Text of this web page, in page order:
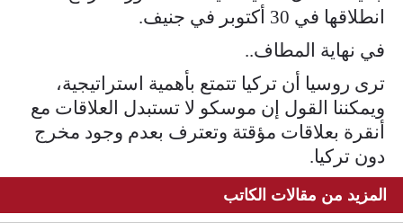
انطلاقها في 30 أكتوبر في جنيف.
في نهاية المطاف..
ترى روسيا أن تركيا تتمتع بأهمية استراتيجية،
ويمكننا القول إن موسكو لا تستبدل العلاقات مع
أنقرة بعلاقات مؤقتة وتعترف بعدم وجود مخرج
دون تركيا.
المزيد من مقالات الكاتب